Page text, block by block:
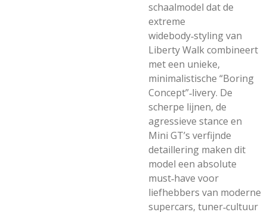
schaalmodel dat de
extreme
widebody‑styling van
Liberty Walk combineert
met een unieke,
minimalistische “Boring
Concept”‑livery. De
scherpe lijnen, de
agressieve stance en
Mini GT’s verfijnde
detaillering maken dit
model een absolute
must‑have voor
liefhebbers van moderne
supercars, tuner‑cultuur